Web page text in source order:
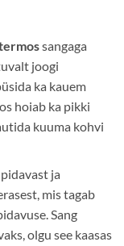
sangaga
joogi
ka kauem
hoiab ka pikki
kuuma kohvi
ja
mis tagab
Sang
olgu see kaasas